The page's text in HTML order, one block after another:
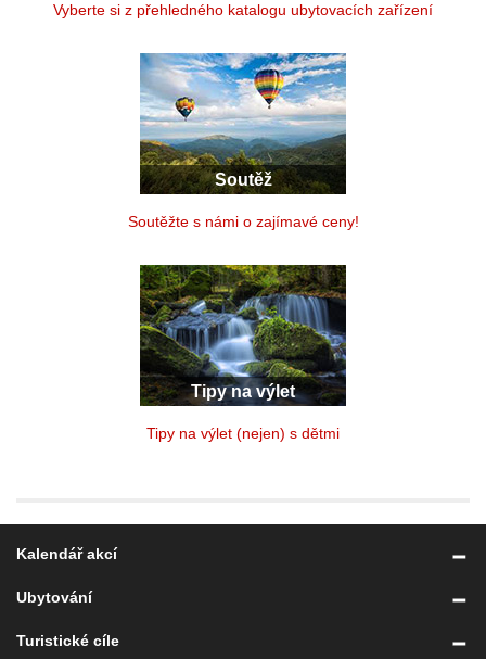
Vyberte si z přehledného katalogu ubytovacích zařízení
Soutěž
Soutěžte s námi o zajímavé ceny!
Tipy na výlet
Tipy na výlet (nejen) s dětmi
Kalendář akcí
Ubytování
Turistické cíle